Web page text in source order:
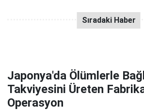
Japonya'da Ölümlerle
Takviyesini Üreten
Operasyon